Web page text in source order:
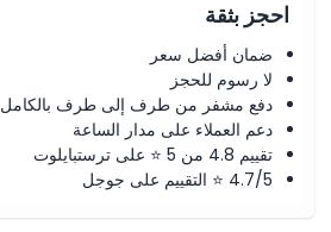
احجز بثقة
ضمان أفضل سعر
لا رسوم للحجز
دفع مشفر من طرف إلى طرف بالكامل
دعم العملاء على مدار الساعة
تقييم 4.8 من 5 ⭐ على ترستبايلوت
4.7/5 ⭐ التقييم على جوجل